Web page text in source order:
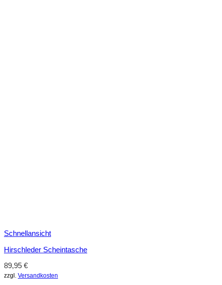
Schnellansicht
Hirschleder Scheintasche
89,95 €
zzgl. Versandkosten